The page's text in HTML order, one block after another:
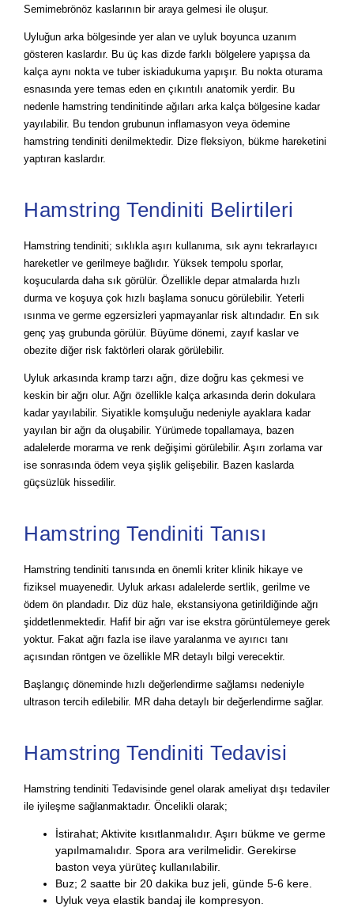
Semimebrönöz kaslarının bir araya gelmesi ile oluşur.
Uyluğun arka bölgesinde yer alan ve uyluk boyunca uzanım
gösteren kaslardır. Bu üç kas dizde farklı bölgelere yapışsa da
kalça aynı nokta ve tuber iskiadukuma yapışır. Bu nokta oturama
esnasında yere temas eden en çıkıntılı anatomik yerdir. Bu
nedenle hamstring tendinitinde ağıları arka kalça bölgesine kadar
yayılabilir. Bu tendon grubunun inflamasyon veya ödemine
hamstring tendiniti denilmektedir. Dize fleksiyon, bükme hareketini
yaptıran kaslardır.
Hamstring Tendiniti Belirtileri
Hamstring tendiniti; sıklıkla aşırı kullanıma, sık aynı tekrarlayıcı
hareketler ve gerilmeye bağlıdır. Yüksek tempolu sporlar,
koşucularda daha sık görülür. Özellikle depar atmalarda hızlı
durma ve koşuya çok hızlı başlama sonucu görülebilir. Yeterli
ısınma ve germe egzersizleri yapmayanlar risk altındadır. En sık
genç yaş grubunda görülür. Büyüme dönemi, zayıf kaslar ve
obezite diğer risk faktörleri olarak görülebilir.
Uyluk arkasında kramp tarzı ağrı, dize doğru kas çekmesi ve
keskin bir ağrı olur. Ağrı özellikle kalça arkasında derin dokulara
kadar yayılabilir. Siyatikle komşuluğu nedeniyle ayaklara kadar
yayılan bir ağrı da oluşabilir. Yürümede topallamaya, bazen
adalelerde morarma ve renk değişimi görülebilir. Aşırı zorlama var
ise sonrasında ödem veya şişlik gelişebilir. Bazen kaslarda
güçsüzlük hissedilir.
Hamstring Tendiniti Tanısı
Hamstring tendiniti tanısında en önemli kriter klinik hikaye ve
fiziksel muayenedir. Uyluk arkası adalelerde sertlik, gerilme ve
ödem ön plandadır. Diz düz hale, ekstansiyona getirildiğinde ağrı
şiddetlenmektedir. Hafif bir ağrı var ise ekstra görüntülemeye gerek
yoktur. Fakat ağrı fazla ise ilave yaralanma ve ayırıcı tanı
açısından röntgen ve özellikle MR detaylı bilgi verecektir.
Başlangıç döneminde hızlı değerlendirme sağlamsı nedeniyle
ultrason tercih edilebilir. MR daha detaylı bir değerlendirme sağlar.
Hamstring Tendiniti Tedavisi
Hamstring tendiniti Tedavisinde genel olarak ameliyat dışı tedaviler
ile iyileşme sağlanmaktadır. Öncelikli olarak;
İstirahat; Aktivite kısıtlanmalıdır. Aşırı bükme ve germe
yapılmamalıdır. Spora ara verilmelidir. Gerekirse
baston veya yürüteç kullanılabilir.
Buz; 2 saatte bir 20 dakika buz jeli, günde 5-6 kere.
Uyluk veya elastik bandaj ile kompresyon.